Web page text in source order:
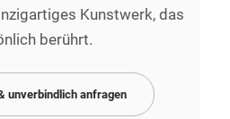
Kunstwerk, das
berührt.
unverbindlich anfragen